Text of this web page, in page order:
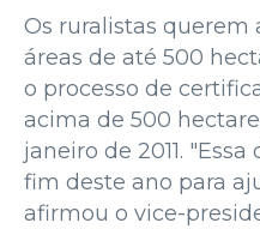
Os ruralistas querem
áreas de até 500
o processo de
acima de 500
janeiro de 2011.
fim deste ano para
afirmou o vice-